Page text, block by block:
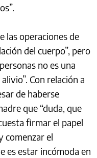
las operaciones de
del cuerpo”, pero
no es una
Con relación a
de haberse
que “duda, que
firmar el papel
comenzar el
es estar incómoda en